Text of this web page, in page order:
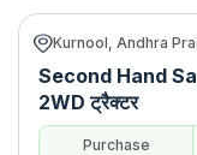
Kurnool, Andhra
Second Hand
2WD ट्रैक्टर
Purchase